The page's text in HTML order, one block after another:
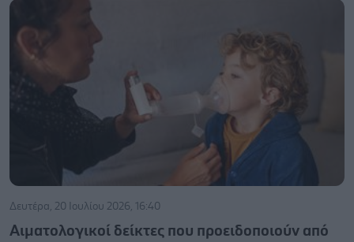
Δευτέρα, 20 Ιουλίου 2026, 16:40
Αιματολογικοί δείκτες που προειδοποιούν από